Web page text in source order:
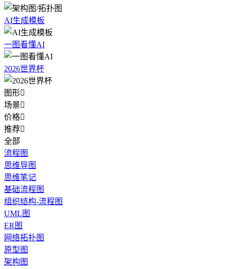
AI生成模板
一图看懂AI
2026世界杯
图形
场景
价格
推荐
全部
流程图
思维导图
思维笔记
基础流程图
组织结构-流程图
UML图
ER图
网络拓扑图
原型图
架构图